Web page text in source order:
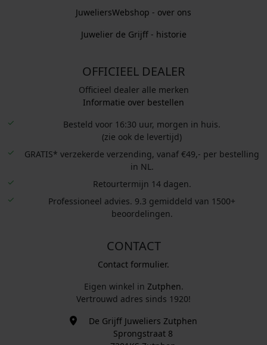
JuweliersWebshop - over ons
Juwelier de Grijff - historie
OFFICIEEL DEALER
Officieel dealer alle merken
Informatie over bestellen
Besteld voor 16:30 uur, morgen in huis.
(zie ook de levertijd)
GRATIS* verzekerde verzending, vanaf €49,- per bestelling
in NL.
Retourtermijn 14 dagen.
Professioneel advies. 9.3 gemiddeld van 1500+
beoordelingen.
CONTACT
Contact formulier.
Eigen winkel in Zutphen.
Vertrouwd adres sinds 1920!
De Grijff Juweliers Zutphen
Sprongstraat 8